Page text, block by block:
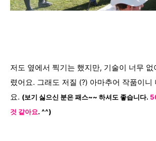
저도 옆에서 찍기는 했지만, 기술이 너무
렸어요. 그래도 저질 (?) 아마추어 작품이니
요. (보기 싫으신 분은 패스~~ 하셔도 좋습니다.
것 같아요. ^^)